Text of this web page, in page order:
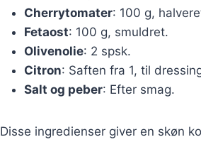
Cherrytomater: 100 g,
Fetaost: 100 g, smuldret.
Olivenolie: 2 spsk.
Citron: Saften fra 1, til
Salt og peber: Efter smag.
Disse ingredienser giver en skøn